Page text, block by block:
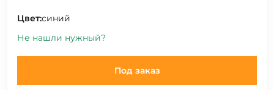
Цвет:синий
Не нашли нужный?
Под заказ